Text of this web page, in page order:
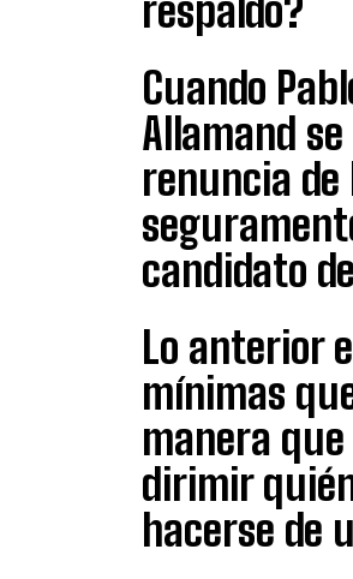
respaldo?
Cuando
Allamand
renuncia de
candidato
Lo anterior
mínimas
manera
dirimir
hacerse de